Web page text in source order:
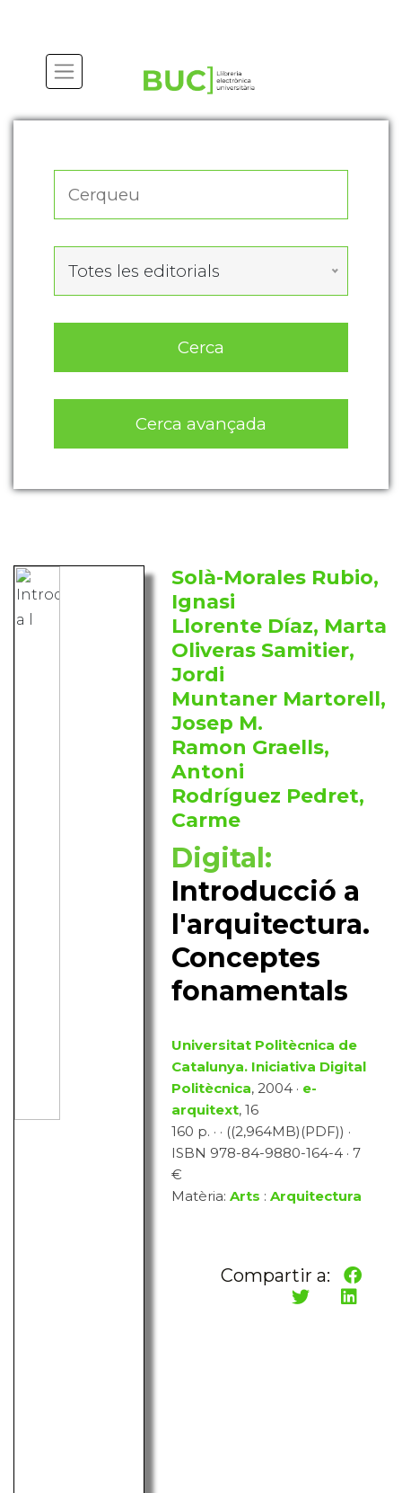
Totes les editorials
Cerca
Cerca avançada
Solà-Morales Rubio,
Ignasi
Llorente Díaz, Marta
Oliveras Samitier,
Jordi
Muntaner Martorell,
Josep M.
Ramon Graells,
Antoni
Rodríguez Pedret,
Carme
Digital:
Introducció a
l'arquitectura.
Conceptes
fonamentals
Universitat Politècnica de
Catalunya. Iniciativa Digital
Politècnica, 2004 · e-
arquitext, 16
160 p. · · ((2,964MB)(PDF)) ·
ISBN 978-84-9880-164-4 · 7
€
Matèria:Arts :Arquitectura
Compartir a: